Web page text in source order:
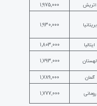
اتریش 1,975,000
بریتانیا 1,930,000
ایتالیا
1,803,000
لهستان
1,793,000
آلمان
1,789,000
رومانی 1,777,000